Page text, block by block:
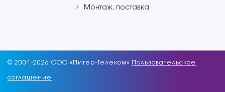
Монтаж, поставка
© 2001-2026 ООО «Питер-Телеком» Пользовательское
соглашение